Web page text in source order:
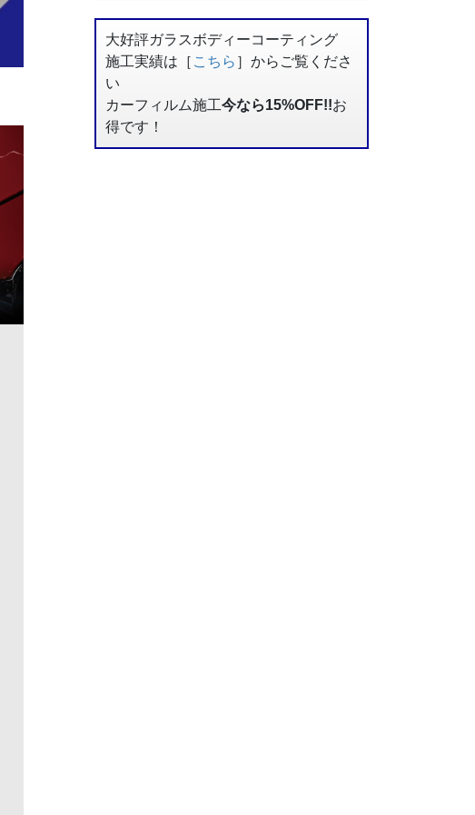
大好評ガラスボディーコーティング
施工実績は［ こちら ］からご覧くださ
い
カーフィルム施工今なら15%OFF!!お
得です！